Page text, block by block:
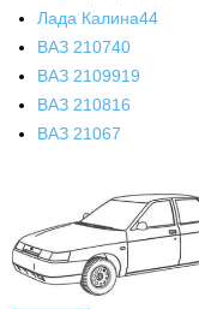
Лада Калина44
ВАЗ 210740
ВАЗ 2109919
ВАЗ 210816
ВАЗ 21067